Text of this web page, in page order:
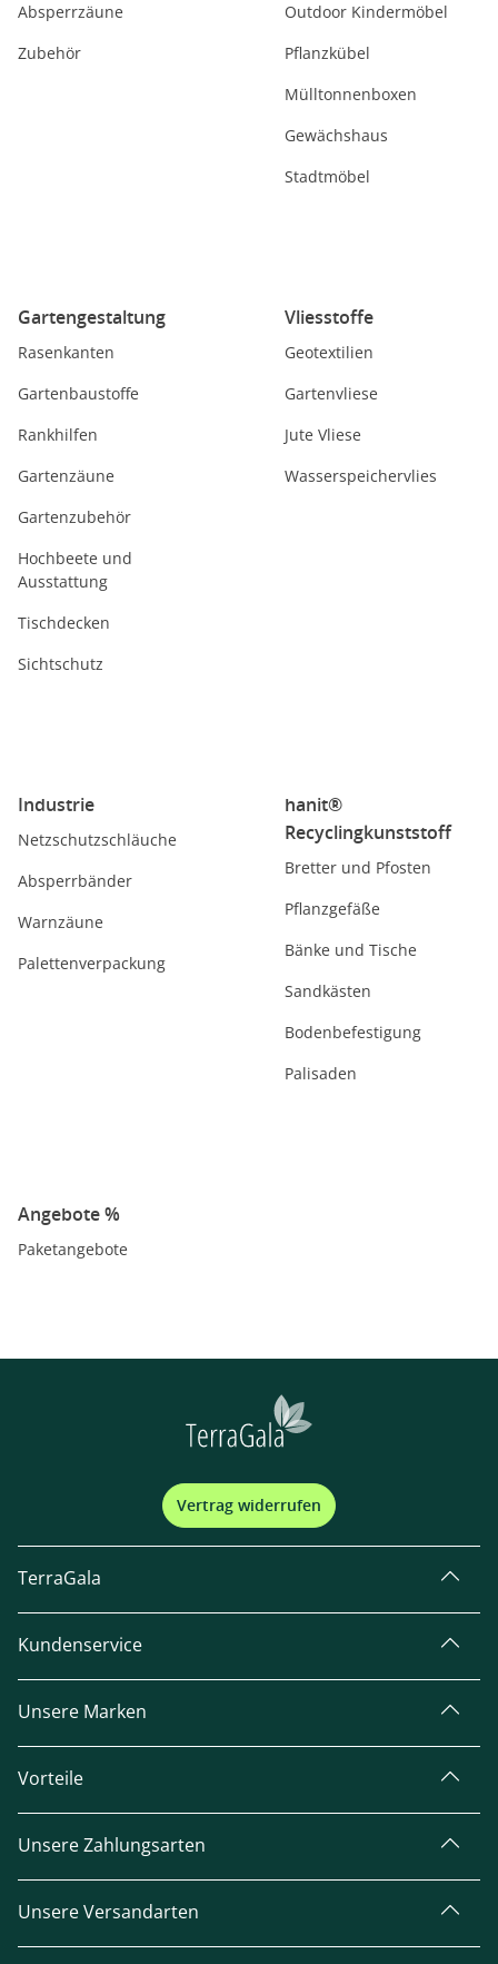
Absperrzäune
Zubehör
Outdoor Kindermöbel
Pflanzkübel
Mülltonnenboxen
Gewächshaus
Stadtmöbel
Gartengestaltung
Rasenkanten
Gartenbaustoffe
Rankhilfen
Gartenzäune
Gartenzubehör
Hochbeete und
Ausstattung
Tischdecken
Sichtschutz
Vliesstoffe
Geotextilien
Gartenvliese
Jute Vliese
Wasserspeichervlies
Industrie
Netzschutzschläuche
Absperrbänder
Warnzäune
Palettenverpackung
hanit®
Recyclingkunststoff
Bretter und Pfosten
Pflanzgefäße
Bänke und Tische
Sandkästen
Bodenbefestigung
Palisaden
Angebote %
Paketangebote
Vertrag widerrufen
TerraGala
Kundenservice
Unsere Marken
Vorteile
Unsere Zahlungsarten
Unsere Versandarten